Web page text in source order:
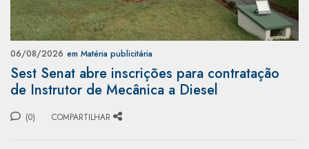
06/08/2026 em Matéria publicitária
Sest Senat abre inscrições para contratação
de Instrutor de Mecânica a Diesel
(0) COMPARTILHAR